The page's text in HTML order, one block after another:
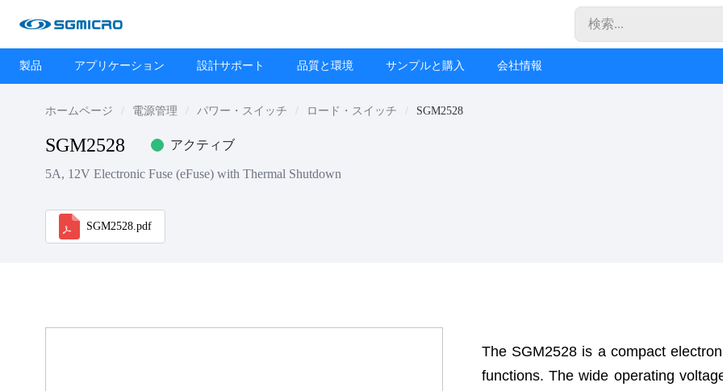
製品 アプリケーション 設計サポート 品質と環境 サンプルと購入 会社情報
ホームページ 電源管理 パワー・スイッチ ロード・スイッチ SGM2528
SGM2528 アクティブ
5A, 12V Electronic Fuse (eFuse) with Thermal Shutdown
SGM2528.pdf
The SGM2528 is a compact
functions. The wide operating